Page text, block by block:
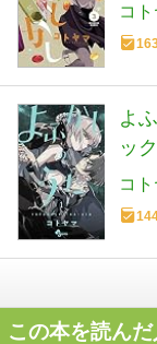
コ
よ
ッ
コ
この本を読ん